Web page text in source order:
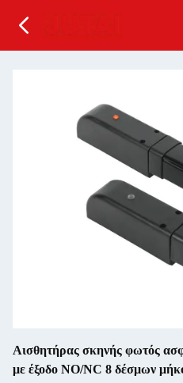
Αισθητήρας σκηνής φωτός
με έξοδο NO/NC 8 δέσμων